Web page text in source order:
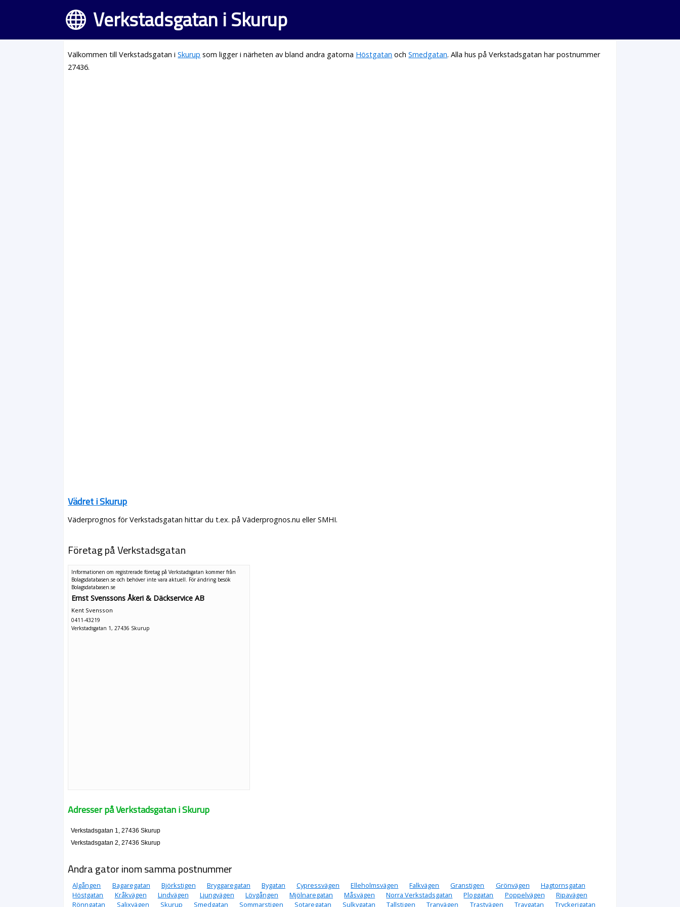
Verkstadsgatan i Skurup
Välkommen till Verkstadsgatan iSkurup som ligger i närheten av bland andra gatorna Höstgatan ochSmedgatan. Alla hus på Verkstadsgatan har postnummer
27436.
Vädret i Skurup
Väderprognos för Verkstadsgatan hittar du t.ex. på Väderprognos.nu eller SMHI.
Företag på Verkstadsgatan
Informationen om registrerade företag på Verkstadsgatan kommer från
Bolagsdatabasen.se och behöver inte vara aktuell. För ändring besök
Bolagsdatabasen.se
Ernst Svenssons Åkeri & Däckservice AB
Kent Svensson
0411-43219
Verkstadsgatan 1, 27436 Skurup
Adresser på Verkstadsgatan i Skurup
Verkstadsgatan 1, 27436 Skurup
Verkstadsgatan 2, 27436 Skurup
Andra gator inom samma postnummer
Algången Bagaregatan Björkstigen Bryggaregatan Bygatan Cypressvägen Elleholmsvägen Falkvägen Granstigen Grönvägen
Hagtornsgatan
Höstgatan
Kråkvägen Lindvägen Ljungvägen Lövgången Mjölnaregatan Måsvägen Norra Verkstadsgatan Ploggatan Poppelvägen
Ripavägen
Rönngatan
Salixvägen Skurup Smedgatan Sommarstigen Sotaregatan Sulkygatan Tallstigen Tranvägen Trastvägen Travgatan
Tryckerigatan